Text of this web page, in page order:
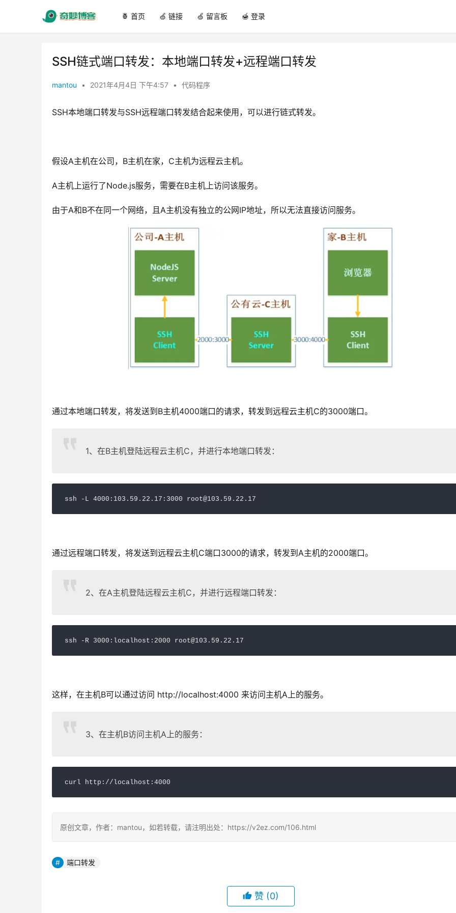
🍍 首页 🍏 链接 🍏 留言板 🍯 登录
SSH链式端口转发：本地端口转发+远程端口转发
mantou • 2021年4月4日 下午4:57 • 代码程序
SSH本地端口转发与SSH远程端口转发结合起来使用，可以进行链式转发。
假设A主机在公司，B主机在家，C主机为远程云主机。
A主机上运行了Node.js服务，需要在B主机上访问该服务。
由于A和B不在同一个网络，且A主机没有独立的公网IP地址，所以无法直接访问服务。
通过本地端口转发，将发送到B主机4000端口的请求，转发到远程云主机C的3000端口。
1、在B主机登陆远程云主机C，并进行本地端口转发：
ssh -L 4000 :103.59.22.17 :3000 root@103.59.22.17
通过远程端口转发，将发送到远程云主机C端口3000的请求，转发到A主机的2000端口。
2、在A主机登陆远程云主机C，并进行远程端口转发：
ssh -R 3000 :localhost :2000 root@103.59.22.17
这样，在主机B可以通过访问 http://localhost:4000 来访问主机A上的服务。
3、在主机B访问主机A上的服务：
curl http: //localhost:4000
原创文章，作者：mantou，如若转载，请注明出处：https://v2ez.com/106.html
端口转发
赞 (0)